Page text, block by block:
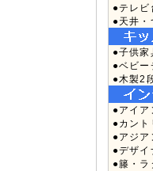
●テレビ
●天井・
●子供家
●ベビー
●木製2
●アイア
●カント
●アジア
●デザイ
●籐・ラ